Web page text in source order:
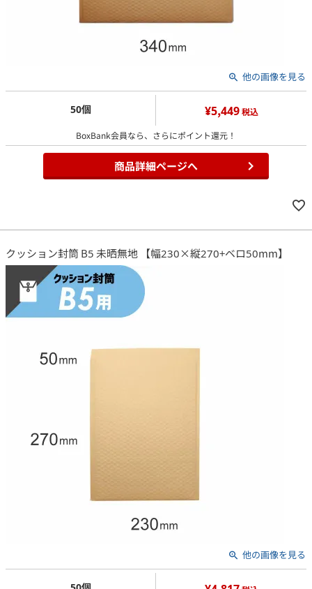
他の画像を見る
50個 ¥5,449 税込
BoxBank会員なら、さらにポイント還元！
商品詳細ページへ
クッション封筒 B5 未晒無地 【幅230×縦270+ベロ50mm】
他の画像を見る